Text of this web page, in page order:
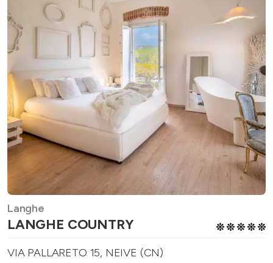
Langhe
LANGHE COUNTRY
VIA PALLARETO 15, NEIVE (CN)